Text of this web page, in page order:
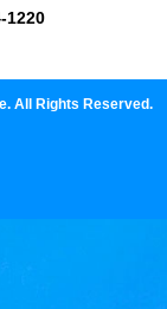
1220
All Rights Reserved.